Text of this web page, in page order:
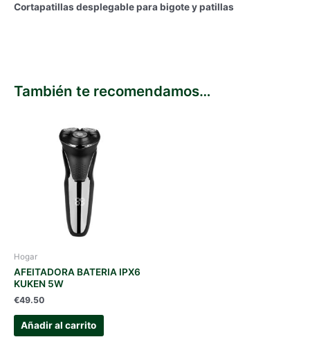
Cortapatillas desplegable para bigote y patillas
También te recomendamos…
Hogar
AFEITADORA BATERIA IPX6
KUKEN 5W
€49.50
Añadir al carrito